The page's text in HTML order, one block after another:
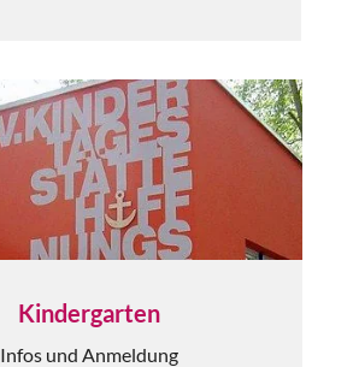
Kindergarten
Infos und Anmeldung